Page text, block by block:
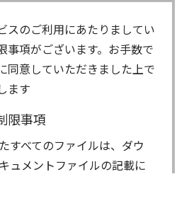
スのご利用にあたりましてい
事項がございます。お手数で
同意していただきました上で
ます
限事項
すべてのファイルは、ダウ
ュメントファイルの記載に